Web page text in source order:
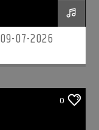
07-2026
0